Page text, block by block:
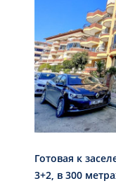
Готовая к
3+2, в 300